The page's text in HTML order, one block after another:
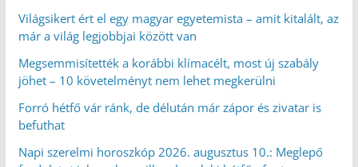
Világsikert ért el egy magyar egyetemista – amit kitalált, az
már a világ legjobbjai között van
Megsemmisítették a korábbi klímacélt, most új szabály
jöhet – 10 követelményt nem lehet megkerülni
Forró hétfő vár ránk, de délután már zápor és zivatar is
befuthat
Napi szerelmi horoszkóp 2026. augusztus 10.: Meglepő